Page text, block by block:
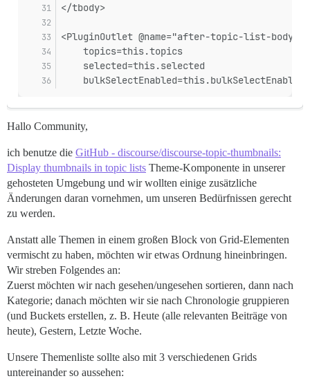
</tbody>
<PluginOutlet @name="after-topic-list-body"
    topics=this.topics
    selected=this.selected
    bulkSelectEnabled=this.bulkSelectEnabled
Hallo Community,
ich benutze die GitHub - discourse/discourse-topic-thumbnails:
Display thumbnails in topic lists Theme-Komponente in unserer
gehosteten Umgebung und wir wollten einige zusätzliche
Änderungen daran vornehmen, um unseren Bedürfnissen gerecht
zu werden.
Anstatt alle Themen in einem großen Block von Grid-Elementen
vermischt zu haben, möchten wir etwas Ordnung hineinbringen.
Wir streben Folgendes an:
Zuerst möchten wir nach gesehen/ungesehen sortieren, dann nach
Kategorie; danach möchten wir sie nach Chronologie gruppieren
(und Buckets erstellen, z. B. Heute (alle relevanten Beiträge von
heute), Gestern, Letzte Woche.
Unsere Themenliste sollte also mit 3 verschiedenen Grids
untereinander so aussehen: